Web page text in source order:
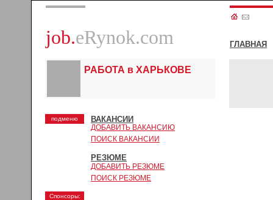
job.eRynok.com ГЛАВНАЯ
РАБОТА в ХАРЬКОВЕ
подменю ВАКАНСИИ
ДОБАВИТЬ ВАКАНСИЮ
ПОИСК ВАКАНСИИ
РЕЗЮМЕ
ДОБАВИТЬ РЕЗЮМЕ
ПОИСК РЕЗЮМЕ
Спонсоры: